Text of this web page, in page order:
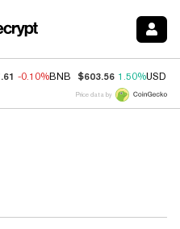
-0.10%BNB $603.56 1.50%USDC
Price data by